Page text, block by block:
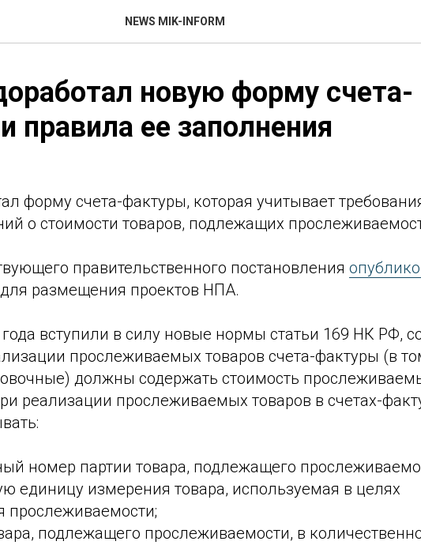
NEWS MIK-INFORM
новую форму счета-
правила ее заполнения
форму счета-фактуры, которая учитывает
о стоимости товаров, подлежащих
правительственного постановления
размещения проектов НПА.
вступили в силу новые нормы статьи 169 НК РФ,
прослеживаемых товаров счета-фактуры (в
должны содержать стоимость
реализации прослеживаемых товаров в счетах-
номер партии товара, подлежащего
единицу измерения товара, используемая в целях
прослеживаемости;
подлежащего прослеживаемости, в